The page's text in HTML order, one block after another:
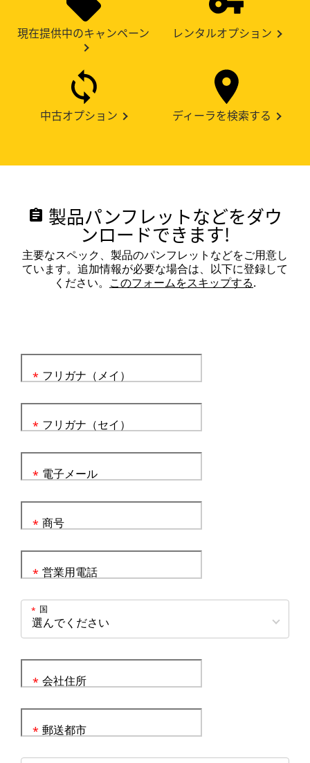
現在提供中のキャンペーン レンタルオプション
中古オプション ディーラを検索する
assignment 製品パンフレットなどをダウ
ンロードできます!
主要なスペック、製品のパンフレットなどをご用意し
ています。追加情報が必要な場合は、以下に登録して
ください。 このフォームをスキップする.
フリガナ（メイ）
*
フリガナ（セイ）
*
電子メール
*
商号
*
営業用電話
*
国
*
会社住所
*
郵送都市
*